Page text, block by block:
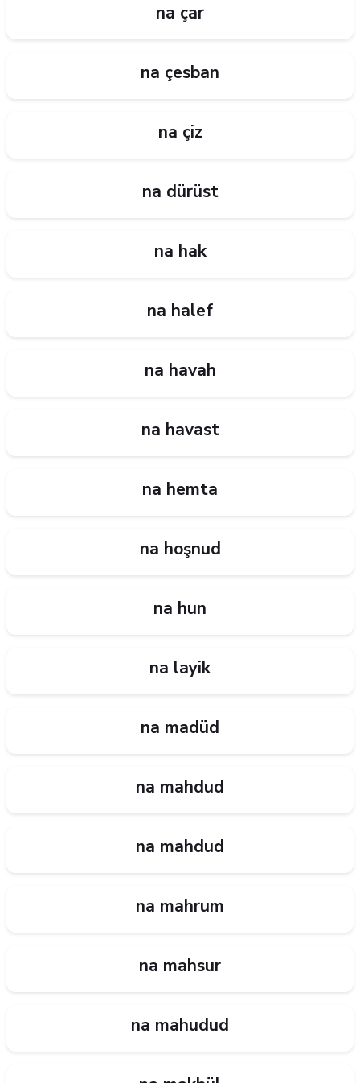
na çar
na çesban
na çiz
na dürüst
na hak
na halef
na havah
na havast
na hemta
na hoşnud
na hun
na layik
na madüd
na mahdud
na mahdud
na mahrum
na mahsur
na mahudud